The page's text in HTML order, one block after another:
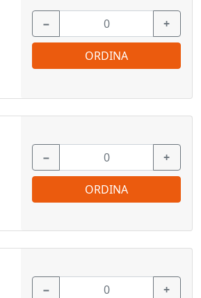
− +
ORDINA
− +
ORDINA
− +